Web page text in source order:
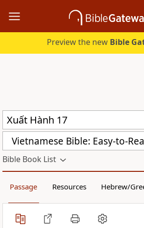
Preview the new Bible
Bible Book List
Passage Resources Hebrew/